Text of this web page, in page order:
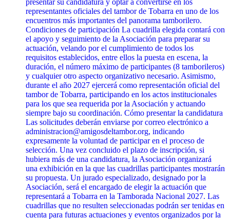
presentar su candidatura y optar a convertirse en los
representantes oficiales del tambor de Tobarra en uno de los
encuentros más importantes del panorama tamborilero.
Condiciones de participación La cuadrilla elegida contará con
el apoyo y seguimiento de la Asociación para preparar su
actuación, velando por el cumplimiento de todos los
requisitos establecidos, entre ellos la puesta en escena, la
duración, el número máximo de participantes (8 tamborileros)
y cualquier otro aspecto organizativo necesario. Asimismo,
durante el año 2027 ejercerá como representación oficial del
tambor de Tobarra, participando en los actos institucionales
para los que sea requerida por la Asociación y actuando
siempre bajo su coordinación. Cómo presentar la candidatura
Las solicitudes deberán enviarse por correo electrónico a
administracion@amigosdeltambor.org, indicando
expresamente la voluntad de participar en el proceso de
selección. Una vez concluido el plazo de inscripción, si
hubiera más de una candidatura, la Asociación organizará
una exhibición en la que las cuadrillas participantes mostrarán
su propuesta. Un jurado especializado, designado por la
Asociación, será el encargado de elegir la actuación que
representará a Tobarra en la Tamborada Nacional 2027. Las
cuadrillas que no resulten seleccionadas podrán ser tenidas en
cuenta para futuras actuaciones y eventos organizados por la